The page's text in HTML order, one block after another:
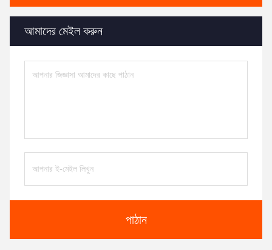
আমাদের মেইল করুন
পাঠান